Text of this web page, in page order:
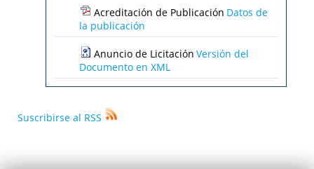
Acreditación de Publicación Datos de
la publicación
Anuncio de Licitación Versión del
Documento en XML
Suscribirse al RSS